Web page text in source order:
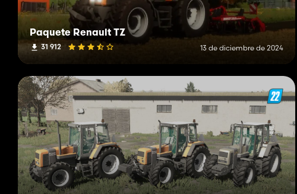
Paquete Renault TZ
31 912 13 de diciembre de 2024